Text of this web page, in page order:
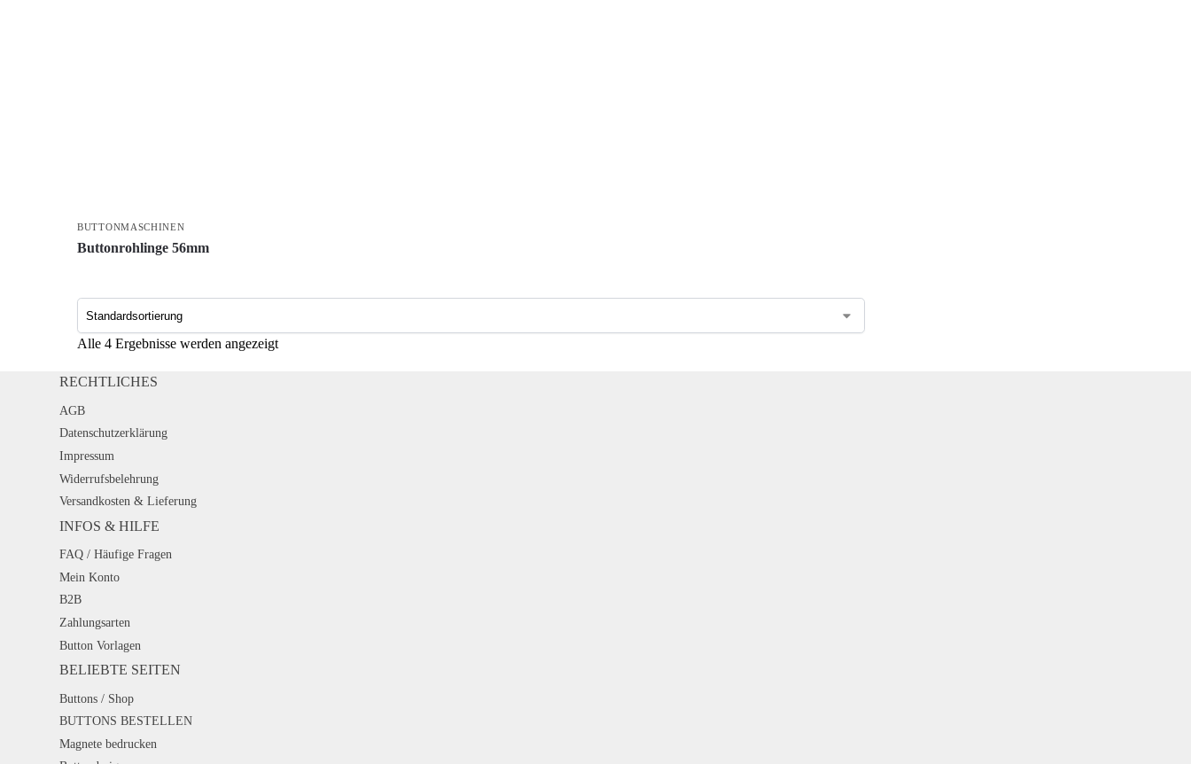
BUTTONMASCHINEN
Buttonrohlinge 56mm
Alle 4 Ergebnisse werden angezeigt
RECHTLICHES
AGB
Datenschutzerklärung
Impressum
Widerrufsbelehrung
Versandkosten & Lieferung
INFOS & HILFE
FAQ / Häufige Fragen
Mein Konto
B2B
Zahlungsarten
Button Vorlagen
BELIEBTE SEITEN
Buttons / Shop
BUTTONS BESTELLEN
Magnete bedrucken